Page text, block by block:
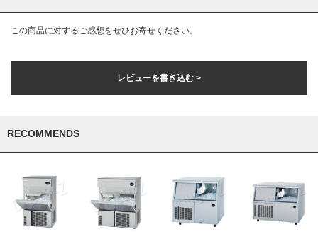
この商品に対するご感想をぜひお寄せください。
レビューを書き込む >
RECOMMENDS